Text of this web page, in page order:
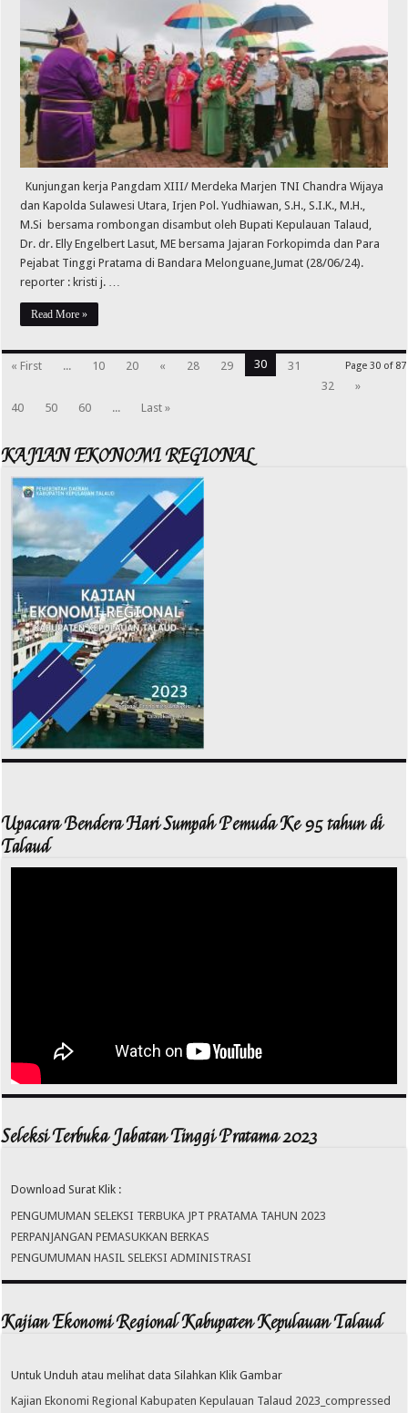
Kunjungan kerja Pangdam XIII/ Merdeka Marjen TNI Chandra Wijaya
dan Kapolda Sulawesi Utara, Irjen Pol. Yudhiawan, S.H., S.I.K., M.H.,
M.Si bersama rombongan disambut oleh Bupati Kepulauan Talaud,
Dr. dr. Elly Engelbert Lasut, ME bersama Jajaran Forkopimda dan Para
Pejabat Tinggi Pratama di Bandara Melonguane,Jumat (28/06/24).
reporter : kristi j. …
Read More »
Page 30 of 87
« First ... 10 20 « 28 29 30
31
32
»
40
50 60 ... Last »
KAJIAN EKONOMI REGIONAL
Upacara Bendera Hari Sumpah Pemuda Ke 95 tahun di
Talaud
Seleksi Terbuka Jabatan Tinggi Pratama 2023
Download Surat Klik :
PENGUMUMAN SELEKSI TERBUKA JPT PRATAMA TAHUN 2023
PERPANJANGAN PEMASUKKAN BERKAS
PENGUMUMAN HASIL SELEKSI ADMINISTRASI
Kajian Ekonomi Regional Kabupaten Kepulauan Talaud
Untuk Unduh atau melihat data Silahkan Klik Gambar
Kajian Ekonomi Regional Kabupaten Kepulauan Talaud 2023_compressed